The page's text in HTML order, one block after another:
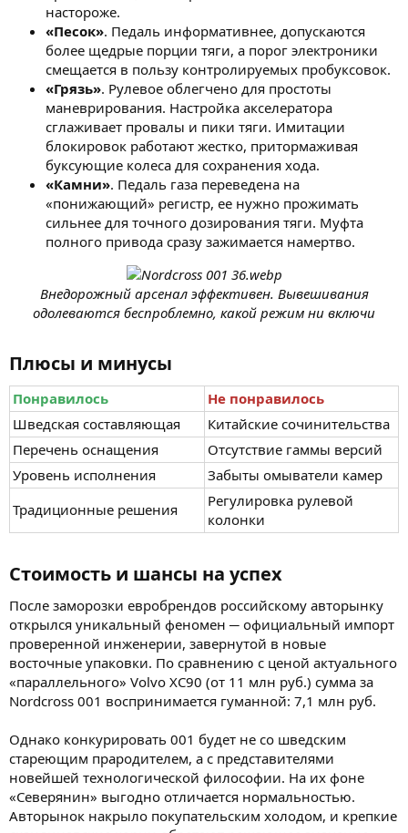
настороже.
«Песок». Педаль информативнее, допускаются
более щедрые порции тяги, а порог электроники
смещается в пользу контролируемых пробуксовок.
«Грязь». Рулевое облегчено для простоты
маневрирования. Настройка акселератора
сглаживает провалы и пики тяги. Имитации
блокировок работают жестко, притормаживая
буксующие колеса для сохранения хода.
«Камни». Педаль газа переведена на
«понижающий» регистр, ее нужно прожимать
сильнее для точного дозирования тяги. Муфта
полного привода сразу зажимается намертво.
Внедорожный арсенал эффективен. Вывешивания
одолеваются беспроблемно, какой режим ни включи
Плюсы и минусы​
Понравилось
Не понравилось
Шведская составляющая
Китайские сочинительства
Перечень оснащения
Отсутствие гаммы версий
Уровень исполнения
Забыты омыватели камер
Традиционные решения
Регулировка рулевой
колонки
Стоимость и шансы на успех​
После заморозки евробрендов российскому авторынку
открылся уникальный феномен ─ официальный импорт
проверенной инженерии, завернутой в новые
восточные упаковки. По сравнению с ценой актуального
«параллельного» Volvo XC90 (от 11 млн руб.) сумма за
Nordcross 001 воспринимается гуманной: 7,1 млн руб.
Однако конкурировать 001 будет не со шведским
стареющим прародителем, а с представителями
новейшей технологической философии. На их фоне
«Северянин» выгодно отличается нормальностью.
Авторынок накрыло покупательским холодом, и крепкие